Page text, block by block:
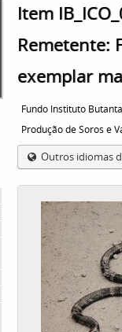
Item
Remetente:
exemplar
Fundo Instituto
Produção de Soros e
Outros idiomas